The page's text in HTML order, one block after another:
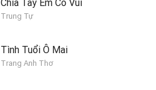
Chia Tay Em Có Vui
Trung Tự
Tình Tuổi Ô Mai
Trang Anh Thơ